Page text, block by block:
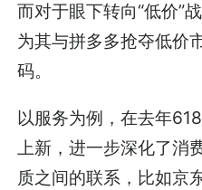
而对于眼下转向“低价”
为其与拼多多抢夺低价
码。
以服务为例，在去年
上新，进一步深化了消
质之间的联系，比如京